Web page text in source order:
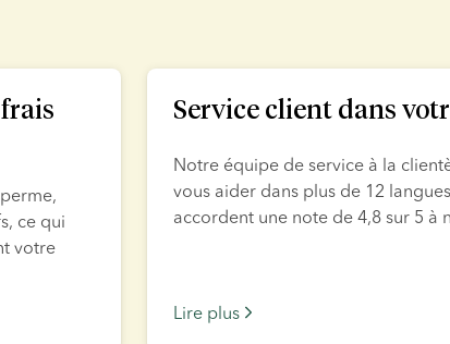
ce qui
votre
Service client dans
Notre équipe de service à la
vous aider dans plus de 12
accordent une note de 4,8 sur 5 à
Lire plus